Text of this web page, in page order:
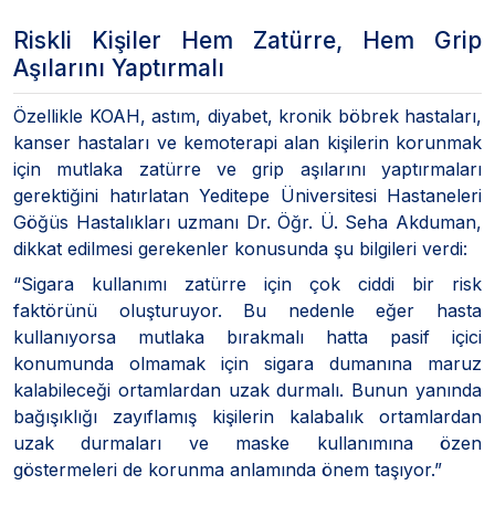
Riskli Kişiler Hem Zatürre, Hem Grip
Aşılarını Yaptırmalı
Özellikle KOAH, astım, diyabet, kronik böbrek hastaları,
kanser hastaları ve kemoterapi alan kişilerin korunmak
için mutlaka zatürre ve grip aşılarını yaptırmaları
gerektiğini hatırlatan Yeditepe Üniversitesi Hastaneleri
Göğüs Hastalıkları uzmanı Dr. Öğr. Ü. Seha Akduman,
dikkat edilmesi gerekenler konusunda şu bilgileri verdi:
“Sigara kullanımı zatürre için çok ciddi bir risk
faktörünü oluşturuyor. Bu nedenle eğer hasta
kullanıyorsa mutlaka bırakmalı hatta pasif içici
konumunda olmamak için sigara dumanına maruz
kalabileceği ortamlardan uzak durmalı. Bunun yanında
bağışıklığı zayıflamış kişilerin kalabalık ortamlardan
uzak durmaları ve maske kullanımına özen
göstermeleri de korunma anlamında önem taşıyor.”